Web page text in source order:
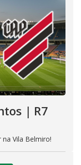
| R7
Vila Belmiro!